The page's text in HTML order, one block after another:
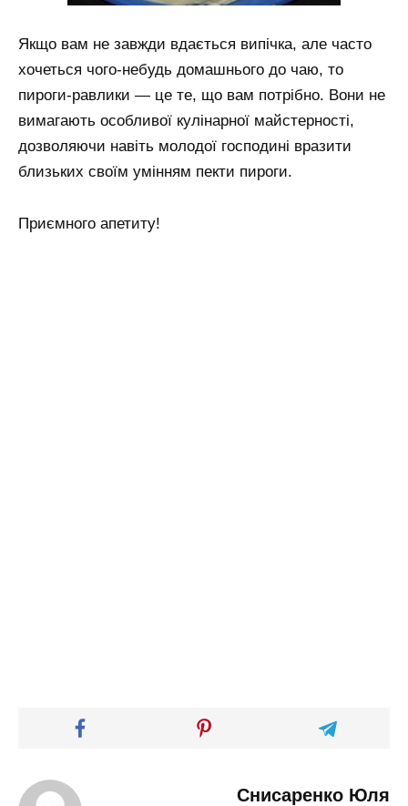
Якщо вам не завжди вдається випічка, але часто
хочеться чого-небудь домашнього до чаю, то
пироги-равлики — це те, що вам потрібно. Вони не
вимагають особливої кулінарної майстерності,
дозволяючи навіть молодої господині вразити
близьких своїм умінням пекти пироги.
Приємного апетиту!
Снисаренко Юля